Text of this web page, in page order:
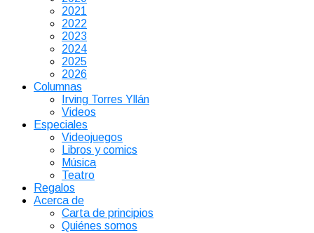
2021
2022
2023
2024
2025
2026
Columnas
Irving Torres Yllán
Videos
Especiales
Videojuegos
Libros y comics
Música
Teatro
Regalos
Acerca de
Carta de principios
Quiénes somos